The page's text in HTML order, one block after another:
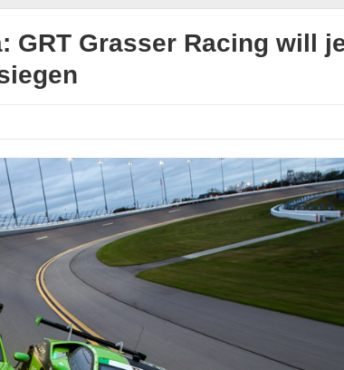
GRT Grasser Racing will